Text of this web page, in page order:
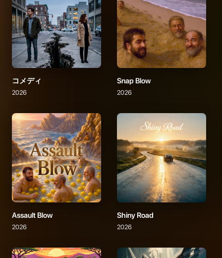
コメディ
2026
Snap Blow
2026
Assault Blow
2026
Shiny Road
2026